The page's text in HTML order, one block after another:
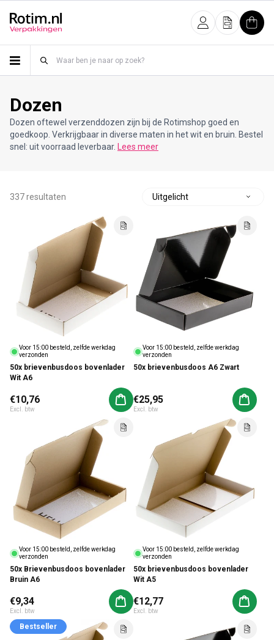
InloggenOfferte
Dozen
Dozen oftewel verzenddozen zijn bij de Rotimshop goed en
goedkoop. Verkrijgbaar in diverse maten in het wit en bruin. Bestel
snel: uit voorraad leverbaar. Lees meer
337 resultaten
Voor 15:00 besteld, zelfde werkdag
verzonden
50x brievenbusdoos bovenlader
Wit A6
Normale prijs
€10,76
Excl. btw
Aan winkelwagen toevoegen
Voor 15:00 besteld, zelfde werkdag
verzonden
50x brievenbusdoos A6 Zwart
Normale prijs
€25,95
Excl. btw
Aan
Voor 15:00 besteld, zelfde werkdag
verzonden
50x Brievenbusdoos bovenlader
Bruin A6
Normale prijs
€9,34
Excl. btw
Aan winkelwagen toevoegen
Voor 15:00 besteld, zelfde werkdag
verzonden
50x brievenbusdoos bovenlader
Wit A5
Normale prijs
€12,77
Excl. btw
Aan
Bestseller